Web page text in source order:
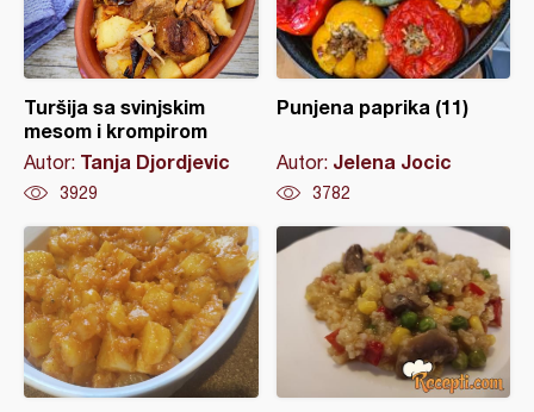
Turšija sa svinjskim
mesom i krompirom
Autor: Tanja Djordjevic
3929
Punjena paprika (11)
Autor: Jelena Jocic
3782